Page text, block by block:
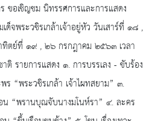
ขอเชิญชม นิทรรศการและการแสดง
ด็จพระวชิรเกล้าเจ้าอยู่หัว วันเสาร์ที่ ๑๘ ,
ตย์ที่ ๑๙ , ๒๖ กรกฎาคม ๒๕๖๓ เวลา
รายการแสดง ๑. การบรรเลง - ขับร้อง
“พระวชิรเกล้า เจ้าไผทสยาม” ๓.
น “พรานบุณจับนางมโนห์รา” ๔. ละคร